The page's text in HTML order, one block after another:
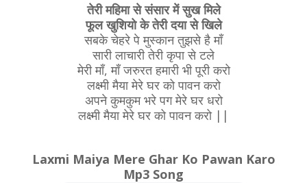
तेरी महिमा से संसार में सुख मिले
फूल खुशियो के तेरी दया से खिले
सबके चेहरे पे मुस्कान तुझसे है माँ
सारी लाचारी तेरी कृपा से टले
मेरी माँ, माँ जरुरत हमारी भी पूरी करो
लक्ष्मी मैया मेरे घर को पावन करो
अपने कुमकुम भरे पग मेरे घर धरो
लक्ष्मी मैया मेरे घर को पावन करो ||
Laxmi Maiya Mere Ghar Ko Pawan Karo
Mp3 Song